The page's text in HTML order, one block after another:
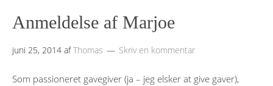
Anmeldelse af Marjoe
juni 25, 2014 afThomas Skriv en kommentar
Som passioneret gavegiver (ja – jeg elsker at give gaver),